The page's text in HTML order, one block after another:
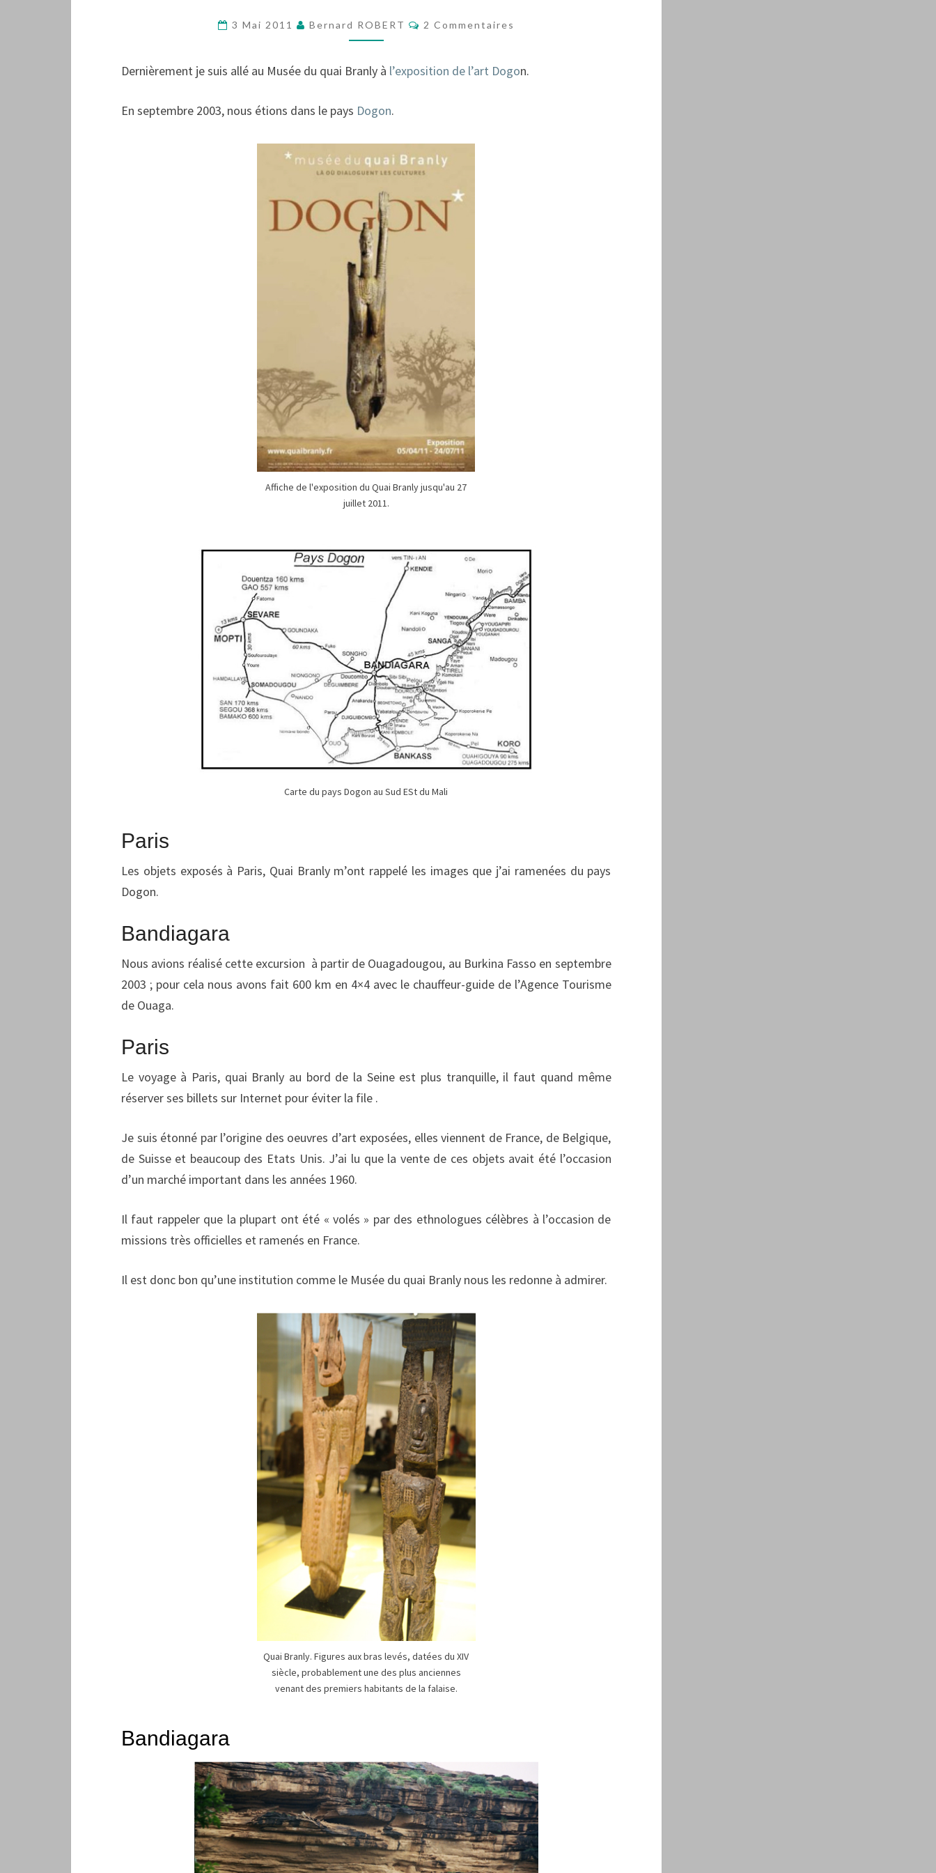
3 Mai 2011 Bernard ROBERT Commentaires
2 Commentaires
Dernièrement je suis allé au Musée du quai Branly à l’exposition de l’art Dogon.
En septembre 2003, nous étions dans le pays Dogon.
Affiche de l'exposition du Quai Branly jusqu'au 27
juillet 2011.
Carte du pays Dogon au Sud ESt du Mali
Paris
Les objets exposés à Paris, Quai Branly m’ont rappelé les images que j’ai ramenées du pays
Dogon.
Bandiagara
Nous avions réalisé cette excursion à partir de Ouagadougou, au Burkina Fasso en septembre
2003 ; pour cela nous avons fait 600 km en 4×4 avec le chauffeur-guide de l’Agence Tourisme
de Ouaga.
Paris
Le voyage à Paris, quai Branly au bord de la Seine est plus tranquille, il faut quand même
réserver ses billets sur Internet pour éviter la file .
Je suis étonné par l’origine des oeuvres d’art exposées, elles viennent de France, de Belgique,
de Suisse et beaucoup des Etats Unis. J’ai lu que la vente de ces objets avait été l’occasion
d’un marché important dans les années 1960.
Il faut rappeler que la plupart ont été « volés » par des ethnologues célèbres à l’occasion de
missions très officielles et ramenés en France.
Il est donc bon qu’une institution comme le Musée du quai Branly nous les redonne à admirer.
Quai Branly. Figures aux bras levés, datées du XIV
siècle, probablement une des plus anciennes
venant des premiers habitants de la falaise.
Bandiagara